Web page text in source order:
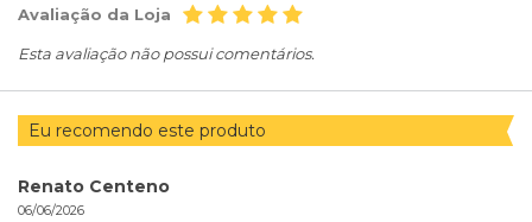
Avaliação da Loja
Esta avaliação não possui comentários.
Eu recomendo este produto
Renato Centeno
06/06/2026